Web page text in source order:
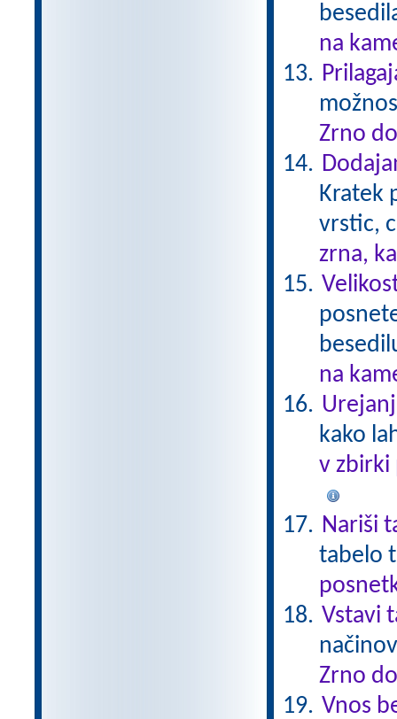
na
Zrno
Kratek
vrstic,
zrna,
na
kako
v zbirki
Nariši
tabelo
Vstavi
Zrno
Vnos